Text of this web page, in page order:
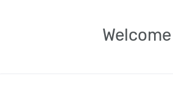
Welcome